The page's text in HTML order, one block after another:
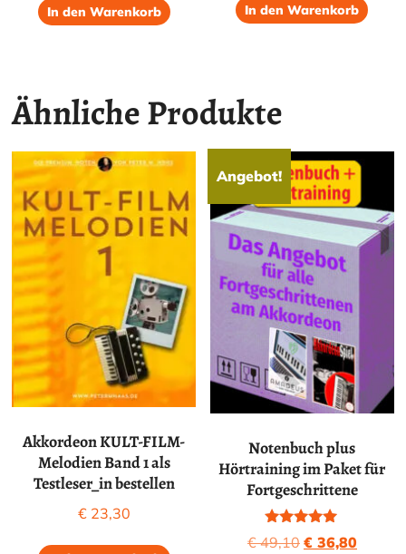
In den Warenkorb In den Warenkorb
Ähnliche Produkte
Akkordeon KULT-FILM-
Melodien Band 1 als
Testleser_in bestellen
€23,30
Angebot!
Notenbuch plus
Hörtraining im Paket für
Fortgeschrittene
Bewertet mit
5.00
€49,10 Ursprünglicher
€36,80